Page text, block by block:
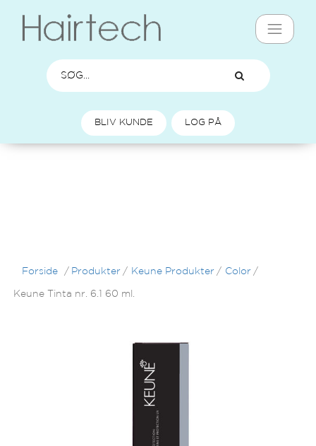
BLIV KUNDE LOG PÅ
Forside / Produkter / Keune Produkter / Color /
Keune Tinta nr. 6.1 60 ml.